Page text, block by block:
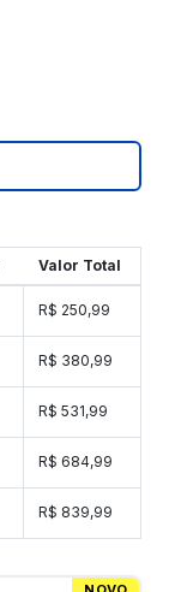
Valor Total
R$ 250,99
R$ 380,99
R$ 531,99
R$ 684,99
R$ 839,99